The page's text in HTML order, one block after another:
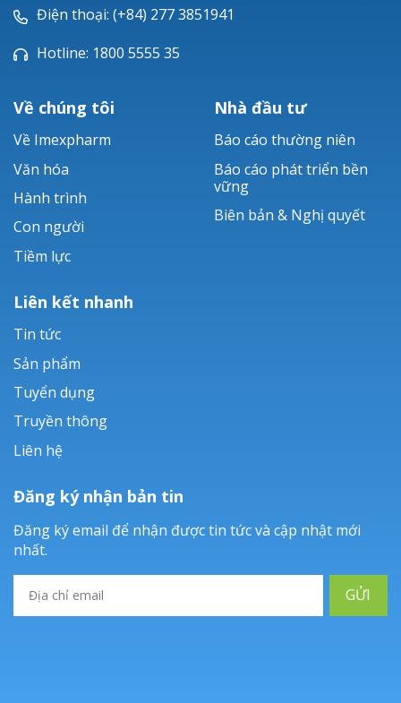
Zobacta®
Bacsulfo®
Điện thoại: (+84) 277 3851941
Hotline: 1800 5555 35
Về chúng tôi
Về Imexpharm
Văn hóa
Hành trình
Con người
Tiềm lực
Nhà đầu tư
Báo cáo thường niên
Báo cáo phát triển bền
vững
Biên bản & Nghị quyết
Liên kết nhanh
Tin tức
Sản phẩm
Tuyển dụng
Truyền thông
Liên hệ
Đăng ký nhận bản tin
Đăng ký email để nhận được tin tức và cập nhật mới
nhất.
GỬI